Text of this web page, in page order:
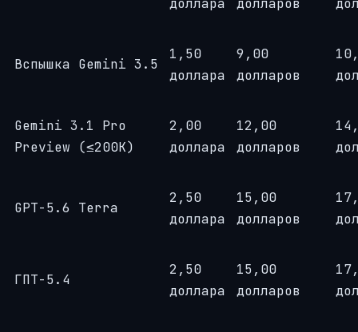
доллара
долларов
Вспышка Gemini 3.5
1,50
доллара
9,00
долларов
Gemini 3.1 Pro
Preview (≤200K)
2,00
доллара
12,00
долларов
GPT-5.6 Terra
2,50
доллара
15,00
долларов
ГПТ-5.4
2,50
доллара
15,00
долларов